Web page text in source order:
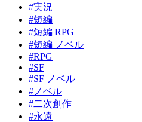
#実況
#短編
#短編 RPG
#短編 ノベル
#RPG
#SF
#SF ノベル
#ノベル
#二次創作
#永遠